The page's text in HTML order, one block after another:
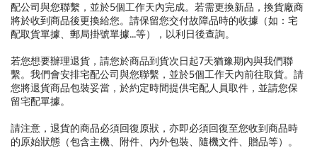
配公司與您聯繫，並於5個工作天內完成。若需更換新品，換貨廠商
將於收到商品後更換給您。請保留您交付故障品時的收據（如：宅
配取貨單據、郵局掛號單據...等），以利日後查詢。
若您想要辦理退貨，請您於商品到貨次日起7天猶豫期內與我們聯
繫。我們會安排宅配公司與您聯繫，並於5個工作天內前往取貨。請
您將退貨商品包裝妥當，於約定時間提供宅配人員取件，並請您保
留宅配單據。
請注意，退貨的商品必須回復原狀，亦即必須回復至您收到商品時
的原始狀態（包含主機、附件、內外包裝、隨機文件、贈品等）。